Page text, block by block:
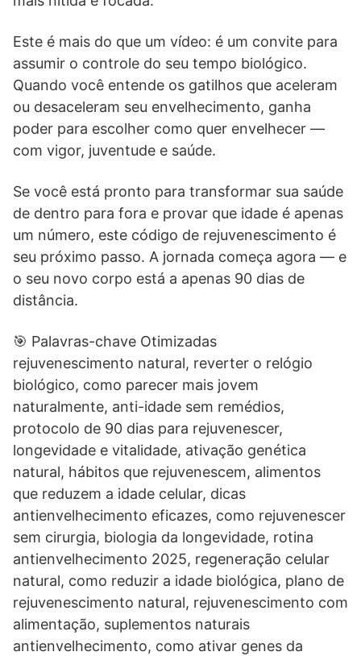
Este é mais do que um vídeo: é um convite para
assumir o controle do seu tempo biológico.
Quando você entende os gatilhos que aceleram
ou desaceleram seu envelhecimento, ganha
poder para escolher como quer envelhecer —
com vigor, juventude e saúde.
Se você está pronto para transformar sua saúde
de dentro para fora e provar que idade é apenas
um número, este código de rejuvenescimento é
seu próximo passo. A jornada começa agora — e
o seu novo corpo está a apenas 90 dias de
distância.
🎯 Palavras-chave Otimizadas
rejuvenescimento natural, reverter o relógio
biológico, como parecer mais jovem
naturalmente, anti-idade sem remédios,
protocolo de 90 dias para rejuvenescer,
longevidade e vitalidade, ativação genética
natural, hábitos que rejuvenescem, alimentos
que reduzem a idade celular, dicas
antienvelhecimento eficazes, como rejuvenescer
sem cirurgia, biologia da longevidade, rotina
antienvelhecimento 2025, regeneração celular
natural, como reduzir a idade biológica, plano de
rejuvenescimento natural, rejuvenescimento com
alimentação, suplementos naturais
antienvelhecimento, como ativar genes da